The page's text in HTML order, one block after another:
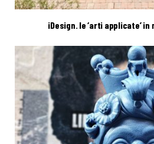
iDesign. le ‘arti applicate’ in